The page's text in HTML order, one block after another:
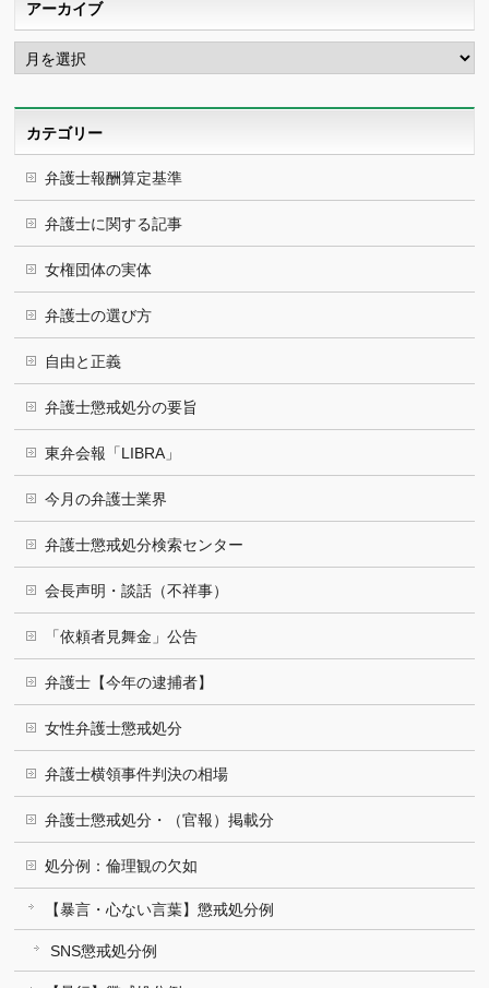
アーカイブ
ア
ー
カ
カテゴリー
弁護士報酬算定基準
弁護士に関する記事
女権団体の実体
弁護士の選び方
自由と正義
弁護士懲戒処分の要旨
東弁会報「LIBRA」
今月の弁護士業界
弁護士懲戒処分検索センター
会長声明・談話（不祥事）
「依頼者見舞金」公告
弁護士【今年の逮捕者】
女性弁護士懲戒処分
弁護士横領事件判決の相場
弁護士懲戒処分・（官報）掲載分
処分例：倫理観の欠如
【暴言・心ない言葉】懲戒処分例
SNS懲戒処分例